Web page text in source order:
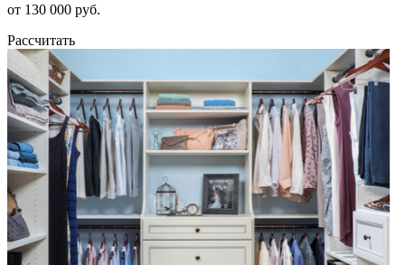
от 130 000 руб.
Рассчитать